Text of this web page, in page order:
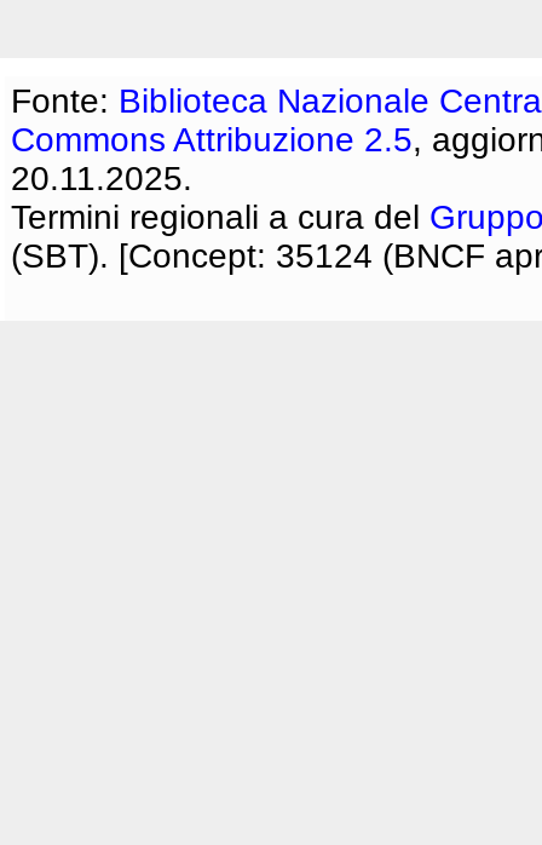
Fonte: Biblioteca Nazionale
Commons Attribuzione 2.5,
20.11.2025.
Termini regionali a cura del
(SBT). [Concept: 35124 (BNCF